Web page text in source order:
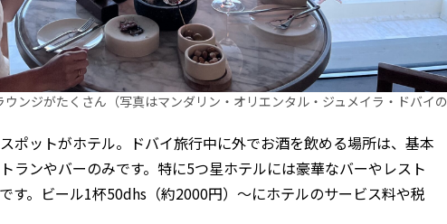
ンジがたくさん（写真はマンダリン・オリエンタル・ジュメイラ・ドバイの
ポットがホテル。ドバイ旅行中に外でお酒を飲める場所は、基本
ランやバーのみです。特に5つ星ホテルには豪華なバーやレスト
す。ビール1杯50dhs（約2000円）～にホテルのサービス料や税